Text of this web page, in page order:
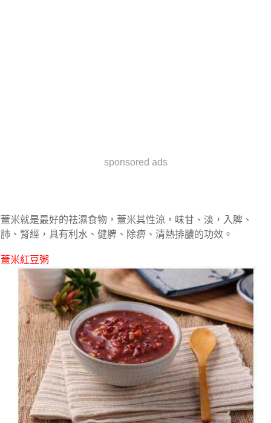
sponsored ads
薏米就是最好的祛濕食物，薏米其性涼，味甘、淡，入脾、
肺、腎經，具有利水、健脾、除痹、清熱排膿的功效。
薏米紅豆粥